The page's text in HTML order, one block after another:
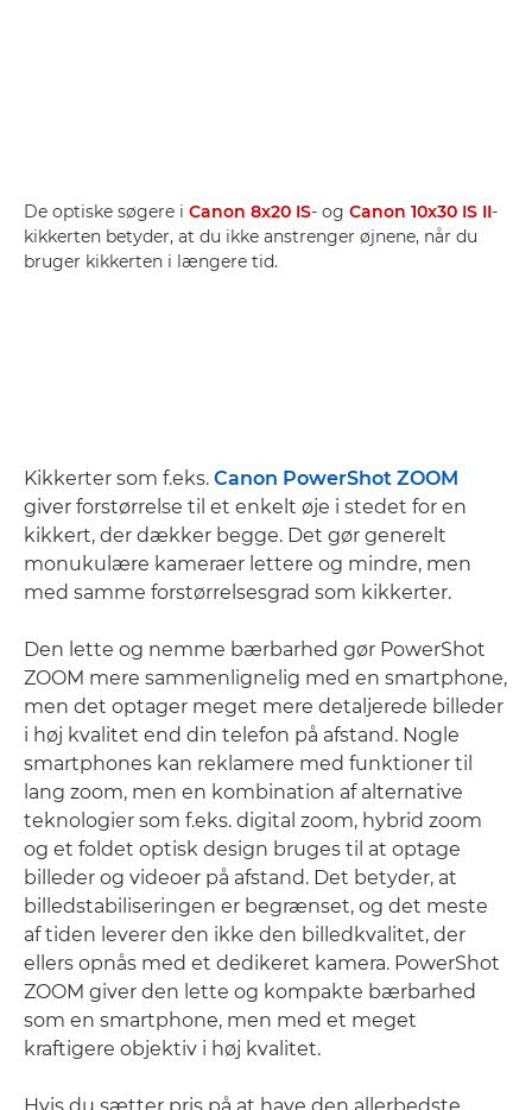
De optiske søgere i Canon 8x20 IS- og Canon 10x30 IS II-
kikkerten betyder, at du ikke anstrenger øjnene, når du
bruger kikkerten i længere tid.
Kikkerter som f.eks. Canon PowerShot ZOOM
giver forstørrelse til et enkelt øje i stedet for en
kikkert, der dækker begge. Det gør generelt
monukulære kameraer lettere og mindre, men
med samme forstørrelsesgrad som kikkerter.
Den lette og nemme bærbarhed gør PowerShot
ZOOM mere sammenlignelig med en smartphone,
men det optager meget mere detaljerede billeder
i høj kvalitet end din telefon på afstand. Nogle
smartphones kan reklamere med funktioner til
lang zoom, men en kombination af alternative
teknologier som f.eks. digital zoom, hybrid zoom
og et foldet optisk design bruges til at optage
billeder og videoer på afstand. Det betyder, at
billedstabiliseringen er begrænset, og det meste
af tiden leverer den ikke den billedkvalitet, der
ellers opnås med et dedikeret kamera. PowerShot
ZOOM giver den lette og kompakte bærbarhed
som en smartphone, men med et meget
kraftigere objektiv i høj kvalitet.
Hvis du sætter pris på at have den allerbedste